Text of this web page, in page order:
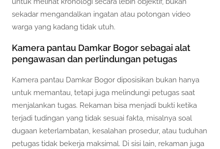
sekadar mengandalkan ingatan atau potongan video
warga yang kadang tidak utuh.
Kamera pantau Damkar Bogor sebagai alat
pengawasan dan perlindungan petugas
Kamera pantau Damkar Bogor diposisikan bukan hanya
untuk memantau, tetapi juga melindungi petugas saat
menjalankan tugas. Rekaman bisa menjadi bukti ketika
terjadi tudingan yang tidak sesuai fakta, misalnya soal
dugaan keterlambatan, kesalahan prosedur, atau tuduhan
petugas tidak bekerja maksimal. Di sisi lain, rekaman juga